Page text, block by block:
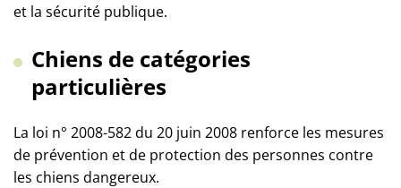
et la sécurité publique.
Chiens de catégories
particulières
La loi n° 2008-582 du 20 juin 2008 renforce les mesures
de prévention et de protection des personnes contre
les chiens dangereux.